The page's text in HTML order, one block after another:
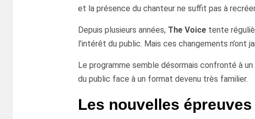
et la présence du chanteur ne suffit pas à
Depuis plusieurs années, The Voicetente
l’intérêt du public. Mais ces changements n’ont
Le programme semble désormais confronté à
du public face à un format devenu très familier.
Les nouvelles